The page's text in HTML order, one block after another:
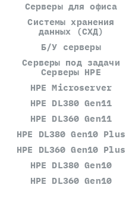
Серверы для офиса
Системы хранения
данных (СХД)
Б/У серверы
Серверы под задачи
Серверы HPE
HPE Microserver
HPE DL380 Gen11
HPE DL360 Gen11
HPE DL380 Gen10 Plus
HPE DL360 Gen10 Plus
HPE DL380 Gen10
HPE DL360 Gen10